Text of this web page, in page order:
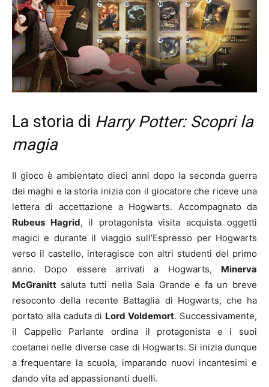
La storia di Harry Potter: Scopri la
magia
Il gioco è ambientato dieci anni dopo la seconda guerra
dei maghi e la storia inizia con il giocatore che riceve una
lettera di accettazione a Hogwarts. Accompagnato da
Rubeus Hagrid, il protagonista visita acquista oggetti
magici e durante il viaggio sull’Espresso per Hogwarts
verso il castello, interagisce con altri studenti del primo
anno. Dopo essere arrivati a Hogwarts, Minerva
McGranitt saluta tutti nella Sala Grande e fa un breve
resoconto della recente Battaglia di Hogwarts, che ha
portato alla caduta di Lord Voldemort. Successivamente,
il Cappello Parlante ordina il protagonista e i suoi
coetanei nelle diverse case di Hogwarts. Si inizia dunque
a frequentare la scuola, imparando nuovi incantesimi e
dando vita ad appassionanti duelli.